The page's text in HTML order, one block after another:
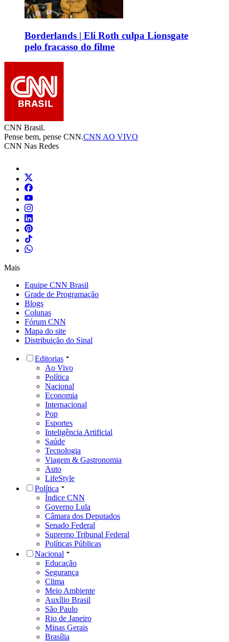
Borderlands | Eli Roth culpa Lionsgate
pelo fracasso do filme
CNN Brasil.
Pense bem, pense CNN.CNN AO VIVO
CNN Nas Redes
Mais
Equipe CNN Brasil
Grade de Programação
Blogs
Colunas
Fórum CNN
Mapa do site
Distribuição do Sinal
Editorias
Ao Vivo
Política
Nacional
Economia
Internacional
Pop
Esportes
Inteligência Artificial
Saúde
Tecnologia
Viagem & Gastronomia
Auto
LifeStyle
Política
Índice CNN
Governo Lula
Câmara dos Deputados
Senado Federal
Supremo Tribunal Federal
Políticas Públicas
Nacional
Educação
Segurança
Clima
Meio Ambiente
Auxílio Brasil
São Paulo
Rio de Janeiro
Minas Gerais
Brasília